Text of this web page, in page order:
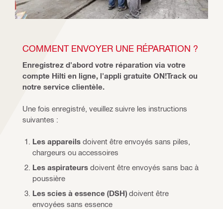
COMMENT ENVOYER UNE RÉPARATION ?
Enregistrez d'abord votre réparation via votre
compte Hilti en ligne, l'appli gratuite ON!Track ou
notre service clientèle.
Une fois enregistré, veuillez suivre les instructions
suivantes :
Les appareils doivent être envoyés sans piles,
chargeurs ou accessoires
Les aspirateurs doivent être envoyés sans bac à
poussière
Les scies à essence (DSH) doivent être
envoyées sans essence